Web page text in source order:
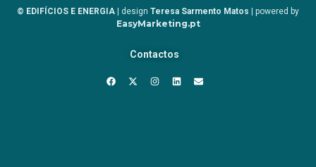
© EDIFÍCIOS E ENERGIA | design Teresa Sarmento Matos | powered by
EasyMarketing.pt
Contactos